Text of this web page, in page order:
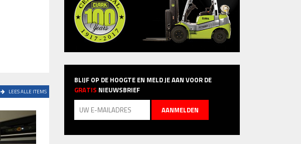
LEES ALLE ITEMS
BLIJF OP DE HOOGTE EN MELD JE AAN VOOR DE
GRATIS NIEUWSBRIEF